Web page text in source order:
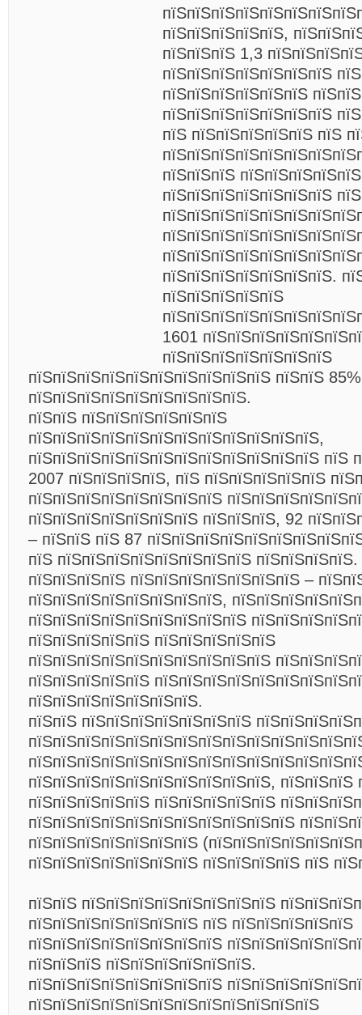
пїЅпїЅпїЅпїЅпїЅ,
пїЅпїЅпїЅ 1,3
пїЅпїЅпїЅпїЅпїЅпїЅпїЅ
пїЅпїЅпїЅпїЅпїЅпїЅ пїЅпїЅ
пїЅпїЅпїЅпїЅпїЅпїЅпїЅ
пїЅ пїЅпїЅпїЅпїЅпїЅ пїЅ
пїЅпїЅпїЅ
пїЅпїЅпїЅпїЅпїЅпїЅпїЅ
пїЅпїЅпїЅпїЅпїЅпїЅпїЅ.
пїЅпїЅпїЅпїЅпїЅ
1601
пїЅпїЅпїЅпїЅпїЅпїЅпїЅ
пїЅпїЅпїЅпїЅпїЅпїЅпїЅпїЅпїЅпїЅ пїЅпїЅ 85%
пїЅпїЅпїЅпїЅпїЅпїЅпїЅпїЅпїЅ.
пїЅпїЅ пїЅпїЅпїЅпїЅпїЅпїЅ
пїЅпїЅпїЅпїЅпїЅпїЅпїЅпїЅпїЅпїЅпїЅпїЅ,
пїЅпїЅпїЅпїЅпїЅпїЅпїЅпїЅпїЅпїЅпїЅпїЅ пїЅ
2007 пїЅпїЅпїЅпїЅ, пїЅ пїЅпїЅпїЅпїЅпїЅ
пїЅпїЅпїЅпїЅпїЅпїЅпїЅпїЅ
пїЅпїЅпїЅпїЅпїЅпїЅпїЅ пїЅпїЅпїЅ, 92
– пїЅпїЅ пїЅ 87
пїЅ пїЅпїЅпїЅпїЅпїЅпїЅпїЅпїЅ пїЅпїЅпїЅпїЅ.
пїЅпїЅпїЅпїЅ пїЅпїЅпїЅпїЅпїЅпїЅпїЅ –
пїЅпїЅпїЅпїЅпїЅпїЅпїЅпїЅ,
пїЅпїЅпїЅпїЅпїЅпїЅпїЅпїЅпїЅ
пїЅпїЅпїЅпїЅпїЅ пїЅпїЅпїЅпїЅпїЅ
пїЅпїЅпїЅпїЅпїЅпїЅпїЅпїЅпїЅпїЅ
пїЅпїЅпїЅпїЅпїЅ
пїЅпїЅпїЅпїЅпїЅпїЅпїЅ.
пїЅпїЅ пїЅпїЅпїЅпїЅпїЅпїЅпїЅ
пїЅпїЅпїЅпїЅпїЅпїЅпїЅпїЅпїЅпїЅ, пїЅпїЅпїЅ
пїЅпїЅпїЅпїЅпїЅ пїЅпїЅпїЅпїЅпїЅ
пїЅпїЅпїЅпїЅпїЅпїЅпїЅпїЅпїЅпїЅпїЅ
пїЅпїЅпїЅпїЅпїЅпїЅпїЅ
пїЅпїЅпїЅпїЅпїЅпїЅпїЅ пїЅпїЅпїЅпїЅ пїЅ
пїЅпїЅ пїЅпїЅпїЅпїЅпїЅпїЅпїЅпїЅ
пїЅпїЅпїЅпїЅпїЅпїЅпїЅ пїЅ пїЅпїЅпїЅпїЅпїЅ
пїЅпїЅпїЅпїЅпїЅпїЅпїЅпїЅ
пїЅпїЅпїЅ пїЅпїЅпїЅпїЅпїЅпїЅ.
пїЅпїЅпїЅпїЅпїЅпїЅпїЅпїЅ
пїЅпїЅпїЅпїЅпїЅпїЅпїЅпїЅпїЅпїЅпїЅпїЅ